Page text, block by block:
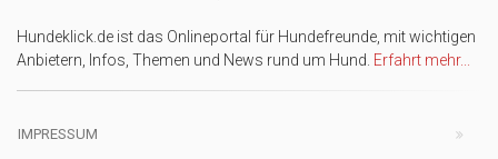
Hundeklick.de ist das Onlineportal für Hundefreunde, mit wichtigen
Anbietern, Infos, Themen und News rund um Hund. Erfahrt mehr...
IMPRESSUM